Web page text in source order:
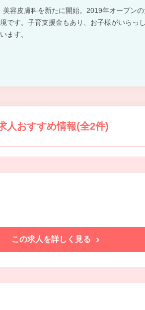
容皮膚科を新たに開始。2019年オープン
です。子育支援金もあり、お子様がいらっ
ます。
人おすすめ情報(全2件)
この求人を詳しく見る